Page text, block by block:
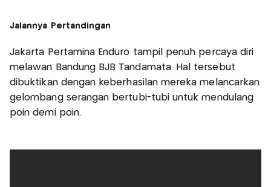
Jalannya Pertandingan
Jakarta Pertamina Enduro tampil penuh percaya diri
melawan Bandung BJB Tandamata. Hal tersebut
dibuktikan dengan keberhasilan mereka melancarkan
gelombang serangan bertubi-tubi untuk mendulang
poin demi poin.